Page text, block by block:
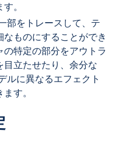
。
部をトレースして、テ
ものにすることができ
特定の部分をアウトラ
立たせたり、余分な
ルに異なるエフェクト
す。